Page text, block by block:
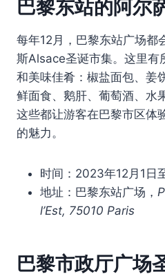
巴黎东站的阿尔
每年12月，巴黎东站广场都
斯Alsace圣诞市集。这里有
和美味佳肴：椒盐面包、姜
鲜面食、鹅肝、葡萄酒、
这些都让游客在巴黎市区体
的魅力。
时间：2023年12月1日
地址：巴黎东站广场，
l’Est, 75010 Paris
巴黎市政厅广场